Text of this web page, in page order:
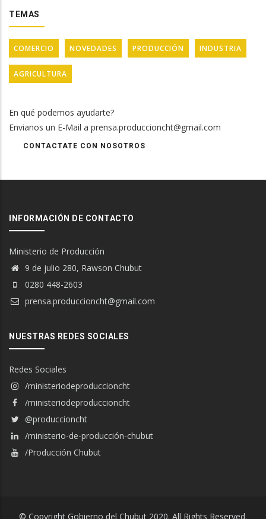
TEMAS
COMERCIO NOVEDADES PRODUCCIÓN INDUSTRIA
AGRICULTURA
En qué podemos ayudarte?
Envianos un E-Mail a prensa.produccioncht@gmail.com
CONTACTATE CON NOSOTROS
INFORMACIÓN DE CONTACTO
Ministerio de Producción
9 de julio 280, Rawson Chubut
0280 448-2603
prensa.produccioncht@gmail.com
NUESTRAS REDES SOCIALES
Redes Sociales
/ministeriodeproduccioncht
/ministeriodeproduccioncht
@produccioncht
/ministerio-de-producción-chubut
/Producción Chubut
© Copyright Gobierno del Chubut 2020. All Rights Reserved.